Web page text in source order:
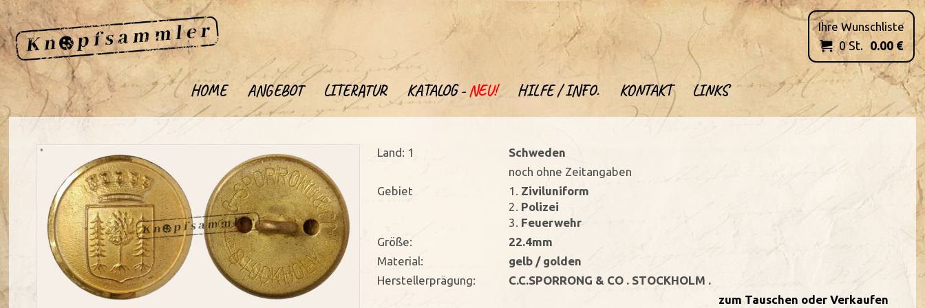
HOME ANGEBOT LITERATUR KATALOG -NEU! HILFE / INFO. KONTAKT LINKS
Ihre Wunschliste
 0St. 0.00 €
Land: 1
Schweden
noch ohne Zeitangaben
Gebiet
1. Ziviluniform
2. Polizei
3. Feuerwehr
Größe:
22.4mm
Material:
gelb / golden
Herstellerprägung:
C.C.SPORRONG & CO . STOCKHOLM .
zum Tauschen oder Verkaufen